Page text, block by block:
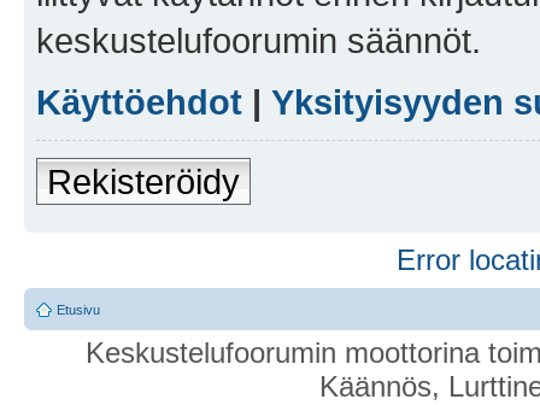
keskustelufoorumin säännöt.
Käyttöehdot | Yksityisyyden
Rekisteröidy
Error
Etusivu
Keskustelufoorumin moottorina
Käännös,